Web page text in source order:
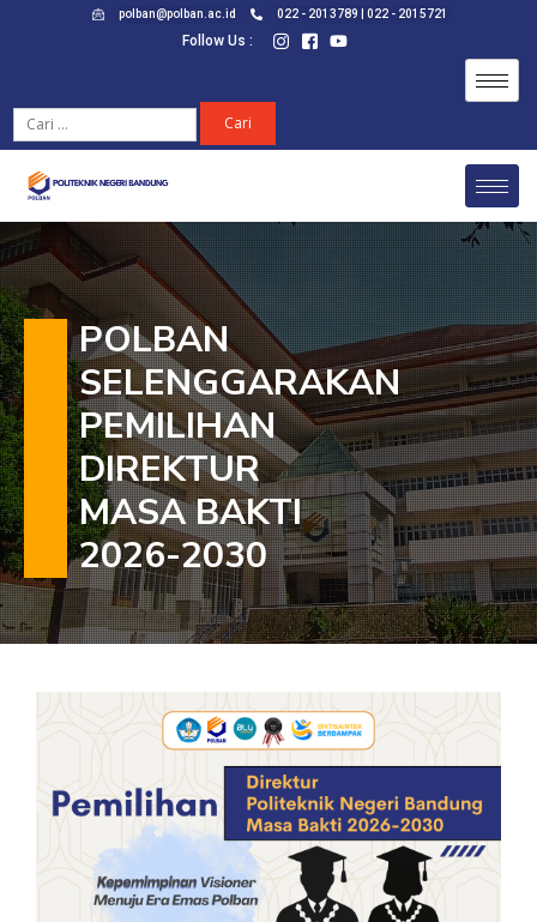
polban@polban.ac.id 022 - 2013789 | 022 - 2015721
Follow Us :
POLBAN
SELENGGARAKAN
PEMILIHAN
DIREKTUR
MASA BAKTI
2026-2030